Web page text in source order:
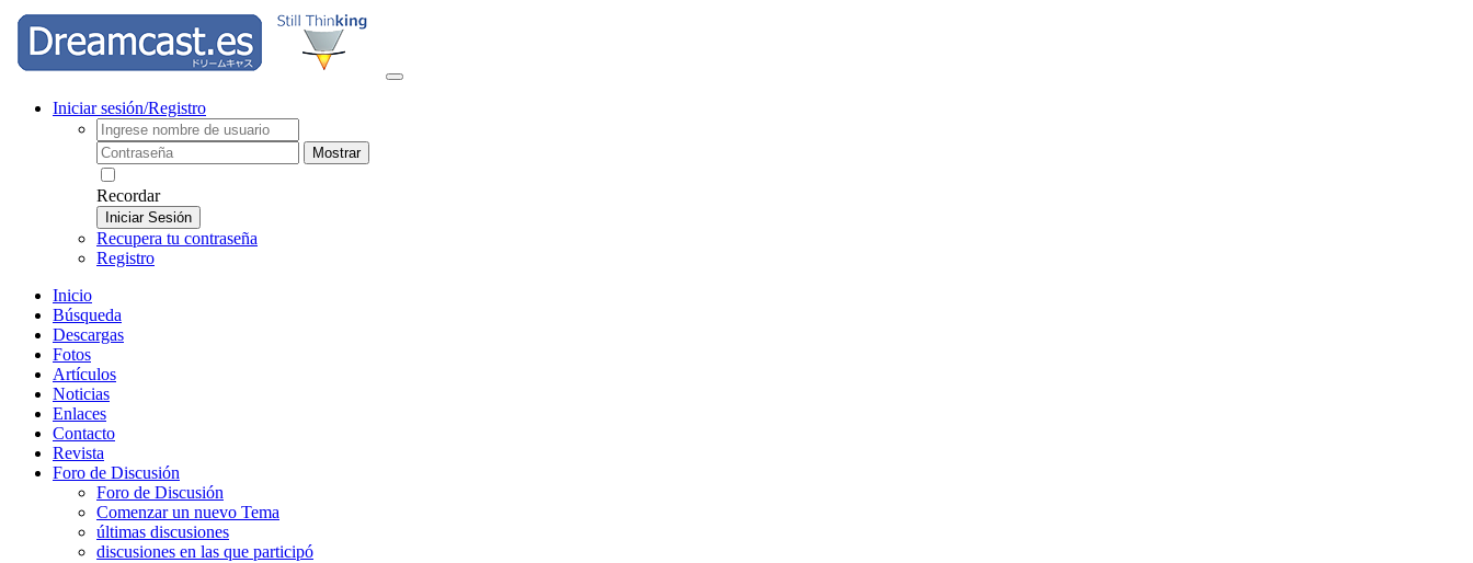
Iniciar sesión/Registro
Mostrar
Recordar
Iniciar Sesión
Recupera tu contraseña
Registro
Inicio
Búsqueda
Descargas
Fotos
Artículos
Noticias
Enlaces
Contacto
Revista
Foro de Discusión
Foro de Discusión
Comenzar un nuevo Tema
últimas discusiones
discusiones en las que participó